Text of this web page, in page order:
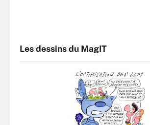
Les dessins du MagIT